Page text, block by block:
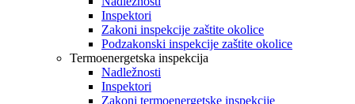
Inspektori
Zakoni inspekcije zaštite okolice
Podzakonski inspekcije zaštite okolice
Termoenergetska inspekcija
Nadležnosti
Inspektori
Zakoni termoenergetske inspekcije